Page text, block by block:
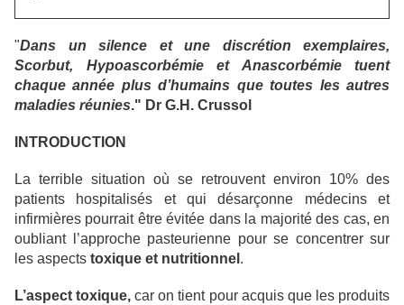
"Dans un silence et une discrétion exemplaires,
Scorbut, Hypoascorbémie et Anascorbémie tuent
chaque année plus d’humains que toutes les autres
maladies réunies." Dr G.H. Crussol
INTRODUCTION
La terrible situation où se retrouvent environ 10% des
patients hospitalisés et qui désarçonne médecins et
infirmières pourrait être évitée dans la majorité des cas, en
oubliant l’approche pasteurienne pour se concentrer sur
les aspects toxique et nutritionnel .
L’aspect toxique, car on tient pour acquis que les produits